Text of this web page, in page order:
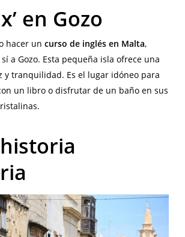
en Gozo
hacer un curso de inglés en Malta,
a Gozo. Esta pequeña isla ofrece una
y tranquilidad. Es el lugar idóneo para
un libro o disfrutar de un baño en sus